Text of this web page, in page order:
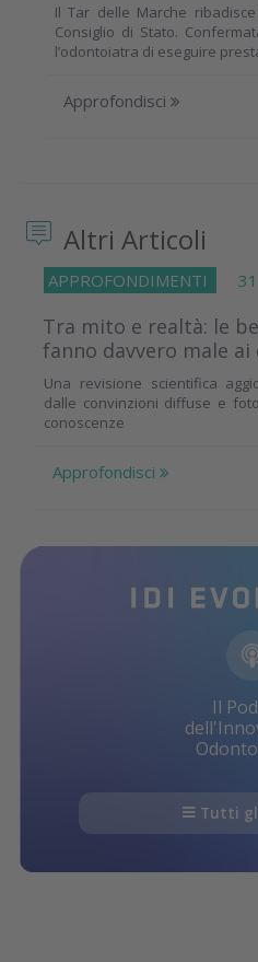
Il Tar delle Marche
Consiglio di Stato.
l’odontoiatra di eseguire
Approfondisci
Altri Articoli
APPROFONDIMENTI 31
Tra mito e realtà: le
fanno davvero male ai
Una revisione scientifica
dalle convinzioni diffuse e
conoscenze
Approfondisci
Il
Tutti